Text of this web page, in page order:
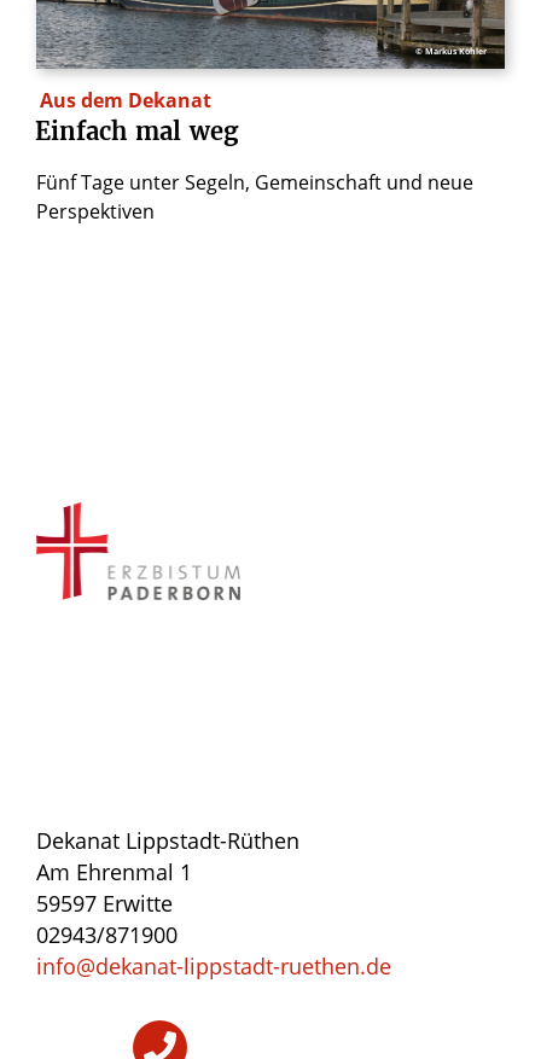
© Markus Köhler
Aus dem Dekanat
Einfach mal weg
Fünf Tage unter Segeln, Gemeinschaft und neue
Perspektiven
Dekanat Lippstadt-Rüthen
Am Ehrenmal 1
59597 Erwitte
02943/871900
info@dekanat-lippstadt-ruethen.de